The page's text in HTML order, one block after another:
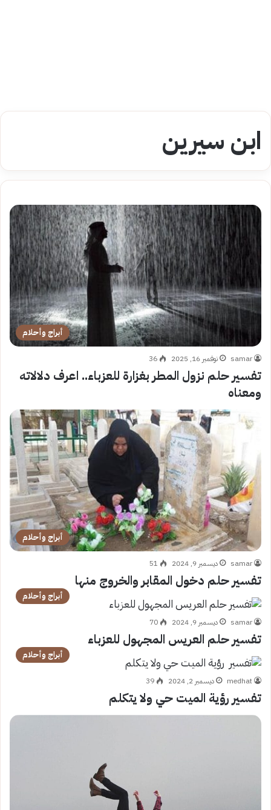
ابن سيرين
أبراج وأحلام
samar نوفمبر 16, 2025 36
تفسير حلم نزول المطر بغزارة للعزباء.. اعرف دلالاته
ومعناه
أبراج وأحلام
samar ديسمبر 9, 2024 51
تفسير حلم دخول المقابر والخروج منها
أبراج وأحلام
samar ديسمبر 9, 2024 70
تفسير حلم العريس المجهول للعزباء
أبراج وأحلام
medhat ديسمبر 2, 2024 39
تفسير رؤية الميت حي ولا يتكلم